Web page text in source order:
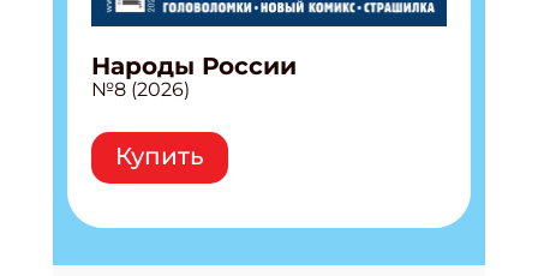
Народы России
№8 (2026)
Купить